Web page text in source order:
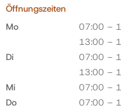
Öffnungszeiten
Mo
07:00 –
13:00 –
Di
07:00 –
13:00 –
Mi
07:00 –
Do
07:00 –